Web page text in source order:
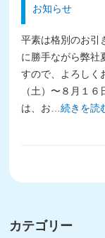
お知らせ
平素は格別のお引
に勝手ながら弊社
すので、よろしく
（土）〜８月１
は、お …続きを読
カテゴリー